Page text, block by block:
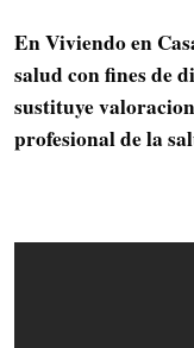
En Viviendo en
salud con fines de
sustituye
profesional de la